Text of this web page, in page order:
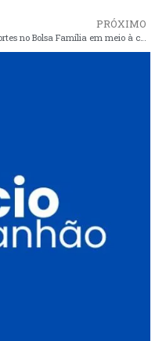
PRÓXIMO
Cortes no Bolsa Família em meio à coronavírus vão na contramão de todos os países, diz especialista